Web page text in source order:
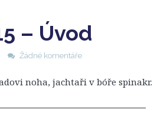
– Úvod
Žádné komentáře
noha, jachtaři v bóře spinakr.